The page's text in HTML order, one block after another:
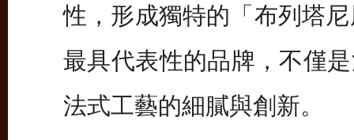
性，形成獨特的「布列塔
最具代表性的品牌，不僅
法式工藝的細膩與創新。